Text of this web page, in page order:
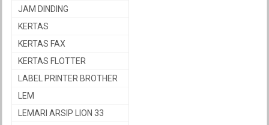
JAM DINDING
KERTAS
KERTAS FAX
KERTAS FLOTTER
LABEL PRINTER BROTHER
LEM
LEMARI ARSIP LION 33